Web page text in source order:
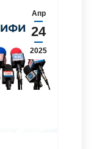
Апр
24
2025